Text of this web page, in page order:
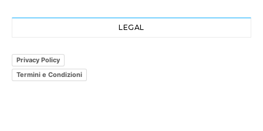
LEGAL
Privacy Policy
Termini e Condizioni